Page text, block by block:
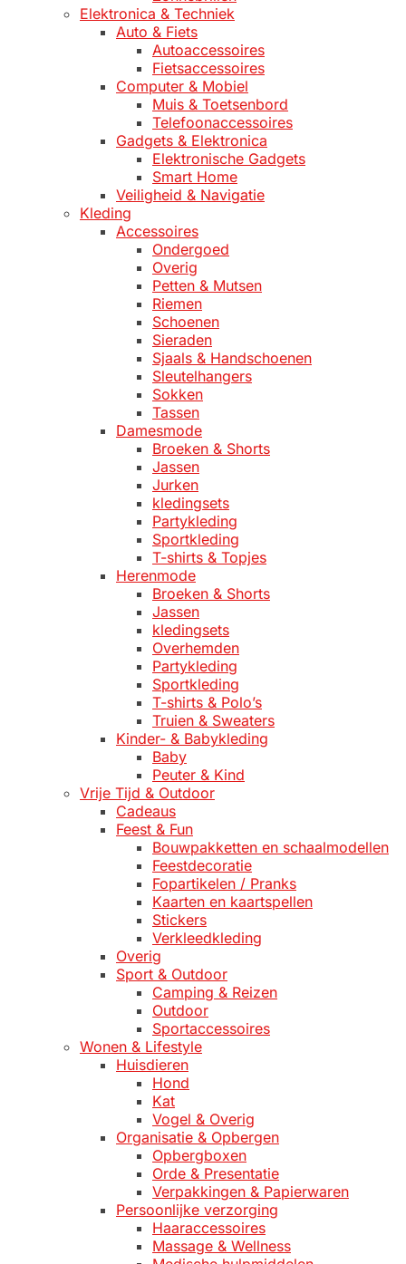
Elektronica & Techniek
Auto & Fiets
Autoaccessoires
Fietsaccessoires
Computer & Mobiel
Muis & Toetsenbord
Telefoonaccessoires
Gadgets & Elektronica
Elektronische Gadgets
Smart Home
Veiligheid & Navigatie
Kleding
Accessoires
Ondergoed
Overig
Petten & Mutsen
Riemen
Schoenen
Sieraden
Sjaals & Handschoenen
Sleutelhangers
Sokken
Tassen
Damesmode
Broeken & Shorts
Jassen
Jurken
kledingsets
Partykleding
Sportkleding
T-shirts & Topjes
Herenmode
Broeken & Shorts
Jassen
kledingsets
Overhemden
Partykleding
Sportkleding
T-shirts & Polo’s
Truien & Sweaters
Kinder- & Babykleding
Baby
Peuter & Kind
Vrije Tijd & Outdoor
Cadeaus
Feest & Fun
Bouwpakketten en schaalmodellen
Feestdecoratie
Fopartikelen / Pranks
Kaarten en kaartspellen
Stickers
Verkleedkleding
Overig
Sport & Outdoor
Camping & Reizen
Outdoor
Sportaccessoires
Wonen & Lifestyle
Huisdieren
Hond
Kat
Vogel & Overig
Organisatie & Opbergen
Opbergboxen
Orde & Presentatie
Verpakkingen & Papierwaren
Persoonlijke verzorging
Haaraccessoires
Massage & Wellness